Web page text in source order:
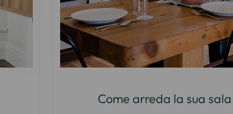
Come arreda la sua